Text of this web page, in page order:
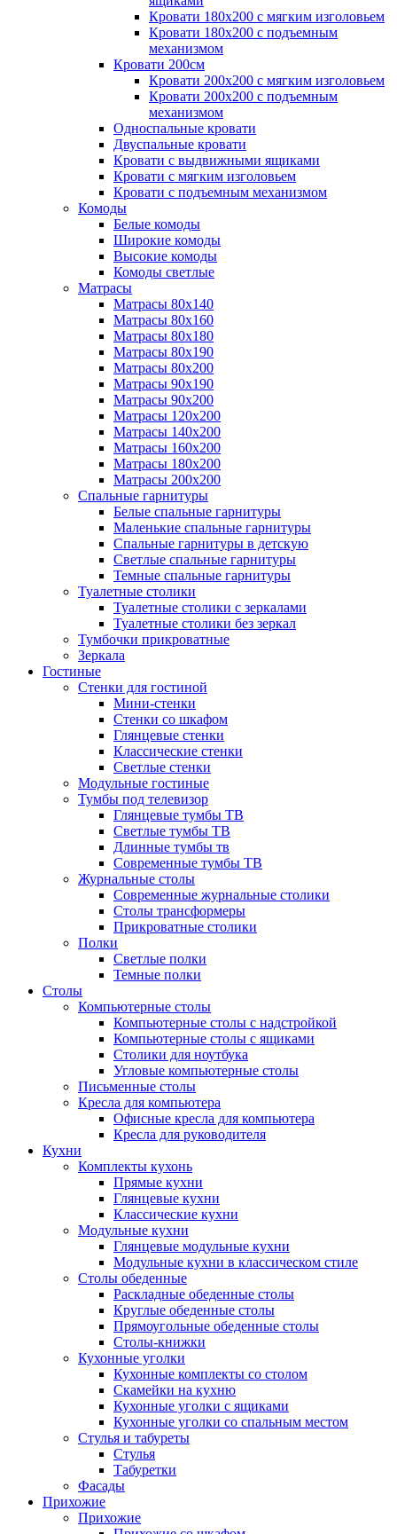
Кровати 180х200 с мягким изголовьем
Кровати 180х200 с подъемным
механизмом
Кровати 200см
Кровати 200х200 с мягким изголовьем
Кровати 200х200 с подъемным
механизмом
Односпальные кровати
Двуспальные кровати
Кровати с выдвижными ящиками
Кровати с мягким изголовьем
Кровати с подъемным механизмом
Комоды
Белые комоды
Широкие комоды
Высокие комоды
Комоды светлые
Матрасы
Матрасы 80х140
Матрасы 80х160
Матрасы 80х180
Матрасы 80х190
Матрасы 80х200
Матрасы 90х190
Матрасы 90х200
Матрасы 120х200
Матрасы 140х200
Матрасы 160х200
Матрасы 180х200
Матрасы 200х200
Спальные гарнитуры
Белые спальные гарнитуры
Маленькие спальные гарнитуры
Спальные гарнитуры в детскую
Светлые спальные гарнитуры
Темные спальные гарнитуры
Туалетные столики
Туалетные столики с зеркалами
Туалетные столики без зеркал
Тумбочки прикроватные
Зеркала
Гостиные
Стенки для гостиной
Мини-стенки
Стенки со шкафом
Глянцевые стенки
Классические стенки
Светлые стенки
Модульные гостиные
Тумбы под телевизор
Глянцевые тумбы ТВ
Светлые тумбы ТВ
Длинные тумбы тв
Современные тумбы ТВ
Журнальные столы
Современные журнальные столики
Столы трансформеры
Прикроватные столики
Полки
Светлые полки
Темные полки
Столы
Компьютерные столы
Компьютерные столы с надстройкой
Компьютерные столы с ящиками
Столики для ноутбука
Угловые компьютерные столы
Письменные столы
Кресла для компьютера
Офисные кресла для компьютера
Кресла для руководителя
Кухни
Комплекты кухонь
Прямые кухни
Глянцевые кухни
Классические кухни
Модульные кухни
Глянцевые модульные кухни
Модульные кухни в классическом стиле
Столы обеденные
Раскладные обеденные столы
Круглые обеденные столы
Прямоугольные обеденные столы
Столы-книжки
Кухонные уголки
Кухонные комплекты со столом
Скамейки на кухню
Кухонные уголки с ящиками
Кухонные уголки со спальным местом
Стулья и табуреты
Стулья
Табуретки
Фасады
Прихожие
Прихожие